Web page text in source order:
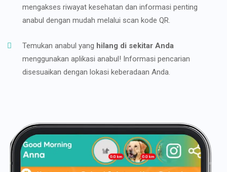
mengakses riwayat kesehatan dan informasi penting
anabul dengan mudah melalui scan kode QR.
Temukan anabul yang hilang di sekitar Anda
menggunakan aplikasi anabul! Informasi pencarian
disesuaikan dengan lokasi keberadaan Anda.